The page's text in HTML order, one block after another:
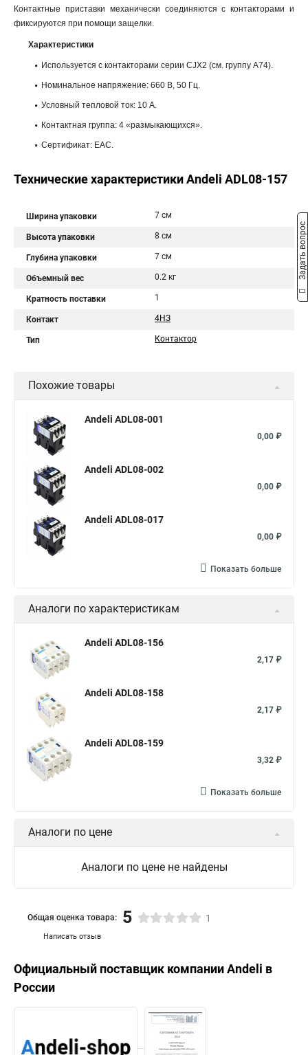
Контактные приставки механически соединяются с контакторами и
фиксируются при помощи защелки.
Характеристики
Используется с контакторами серии CJX2 (см. группу А74).
Номинальное напряжение: 660 В, 50 Гц.
Условный тепловой ток: 10 А.
Контактная группа: 4 «размыкающихся».
Сертификат: ЕАС.
Технические характеристики Andeli ADL08-157
Ширина упаковки 7 см
Высота упаковки 8 см
Глубина упаковки 7 см
Объемный вес 0.2 кг
Кратность поставки 1
Контакт 4НЗ
Тип Контактор
Похожие товары
Andeli ADL08-001
0,00 ₽
Andeli ADL08-002
0,00 ₽
Andeli ADL08-017
0,00 ₽
Показать больше
Аналоги по характеристикам
Andeli ADL08-156
2,17 ₽
Andeli ADL08-158
2,17 ₽
Andeli ADL08-159
3,32 ₽
Показать больше
Аналоги по цене
Аналоги по цене не найдены
Написать отзыв
Общая оценка товара: 5 1
Официальный поставщик компанииAndeli в
России
Задать вопрос